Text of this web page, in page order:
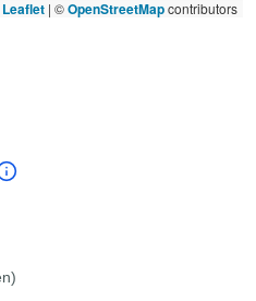
Leaflet | ©OpenStreetMapcontributors